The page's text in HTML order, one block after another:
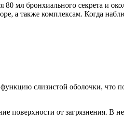
80 мл бронхиального секрета и
а также комплексам. Когда
слизистой оболочки, что
поверхности от загрязнения. В